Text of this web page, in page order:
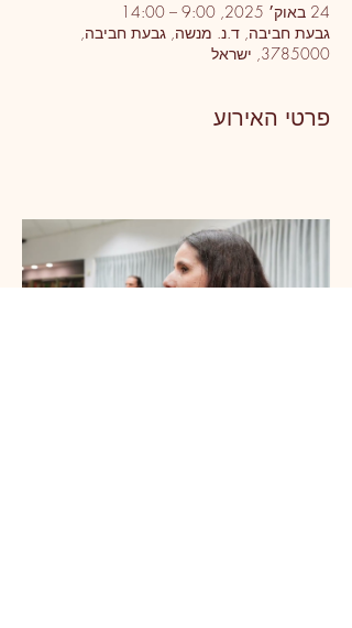
24 באוק׳ 2025, 9:00 – 14:00
גבעת חביבה, ד.נ. מנשה, גבעת חביבה,
3785000, ישראל
פרטי האירוע